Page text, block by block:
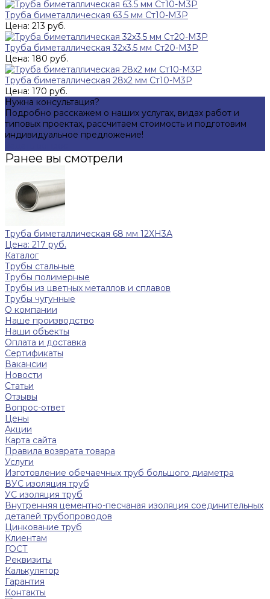
Труба биметаллическая 63.5 мм Ст10-М3Р
Цена: 213 руб.
Труба биметаллическая 32х3.5 мм Ст20-М3Р
Цена: 180 руб.
Труба биметаллическая 28х2 мм Ст10-М3Р
Цена: 170 руб.
Нужна консультация?
Подробно расскажем о наших услугах, видах работ и
типовых проектах, рассчитаем стоимость и подготовим
индивидуальное предложение!
Ранее вы смотрели
Труба биметаллическая 68 мм 12ХН3А
Цена: 217 руб.
Каталог
Трубы стальные
Трубы полимерные
Трубы из цветных металлов и сплавов
Трубы чугунные
О компании
Наше производство
Наши объекты
Оплата и доставка
Сертификаты
Вакансии
Новости
Статьи
Отзывы
Вопрос-ответ
Цены
Акции
Карта сайта
Правила возврата товара
Услуги
Изготовление обечаечных труб большого диаметра
ВУС изоляция труб
УС изоляция труб
Внутренняя цементно-песчаная изоляция соединительных
деталей трубопроводов
Цинкование труб
Клиентам
ГОСТ
Реквизиты
Калькулятор
Гарантия
Контакты